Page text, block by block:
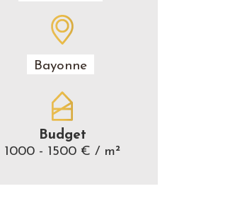
Bayonne
Budget
1000 - 1500 € / m²